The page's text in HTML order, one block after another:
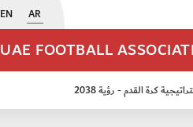
EN AR
UAE FOOTBALL
كرة القدم - رؤية 2038